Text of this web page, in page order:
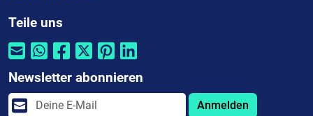
Teile uns
Newsletter abonnieren
Anmelden